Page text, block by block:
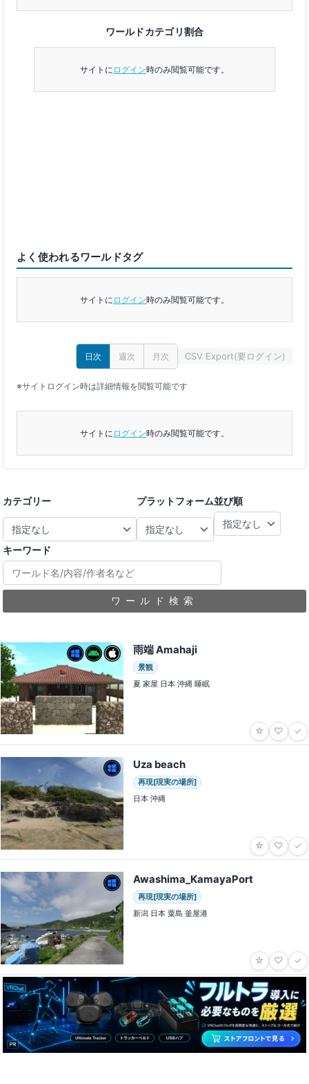
ワールドカテゴリ割合
サイトに ログイン時のみ閲覧可能です。
よく使われるワールドタグ
サイトに ログイン時のみ閲覧可能です。
日次 週次 月次 CSV Export(要ログイン)
※サイトログイン時は詳細情報を閲覧可能です
サイトに ログイン時のみ閲覧可能です。
カテゴリー プラットフォーム並び順
キーワード
ワールド検索
雨端 Amahaji
景観
夏 家屋 日本 沖縄 睡眠
☆ ♡ ✓
Uza beach
再現[現実の場所]
日本 沖縄
☆ ♡ ✓
Awashima_KamayaPort
再現[現実の場所]
新潟 日本 粟島 釜屋港
☆ ♡ ✓